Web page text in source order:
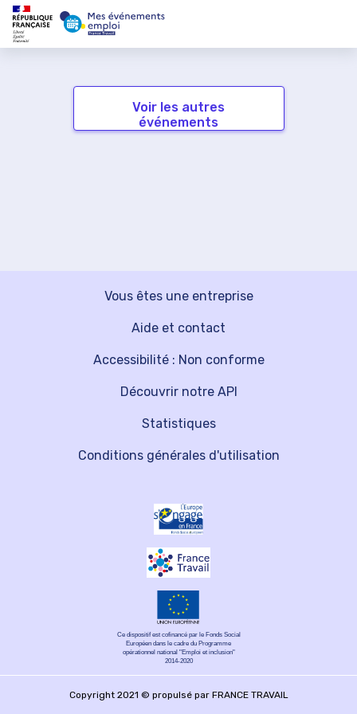
Voir les autres
événements
Vous êtes une entreprise
Découvrir notre API
Aide et contact
Statistiques
Accessibilité : Non conforme
Conditions générales d'utilisation
Ce dispositif est cofinancé par le Fonds Social
Européen dans le cadre du Programme
opérationnel national "Emploi et inclusion"
2014-2020
Copyright 2021 © propulsé par FRANCE TRAVAIL